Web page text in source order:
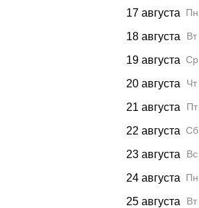
17 августа
Пн
18 августа
Вт
19 августа Ср
20 августа
Чт
21 августа
Пт
22 августа Сб
23 августа
Вс
24 августа
Пн
25 августа
Вт